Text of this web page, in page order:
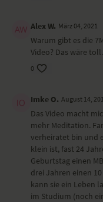
Alex W. März 04, 2021
Warum gibt es die
Video? Das wäre toll.
0
Imke O. August 14,
Das Video macht
mehr Meditation.
verheiratet bin und
klein ist, fast 24
Geburtstag einen
drei Jahren einen
kann sie ein Leben
im Studium (noch